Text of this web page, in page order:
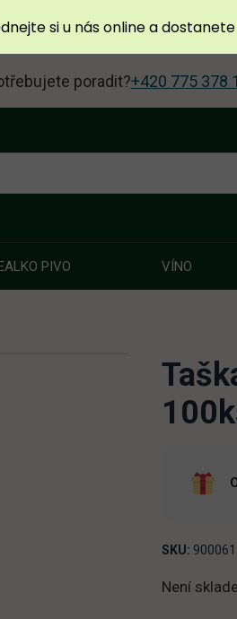
poradit?+420 775 378
PIVO VÍNO
SKU: 900061
Není
si u nás online a